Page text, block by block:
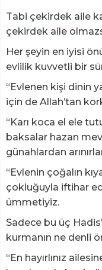
Tabi çekirdek aile
çekirdek aile
Her şeyin en iyisi
evlilik kuvvetli bir
“Evlenen kişi dinin
için de Allah’tan
“Karı koca el ele
baksalar hazan
günahlardan
“Evlenin çoğalın
çokluğuyla iftihar
ümmetiyiz.
Sadece bu üç
kurmanın ne denli
“En hayırlınız